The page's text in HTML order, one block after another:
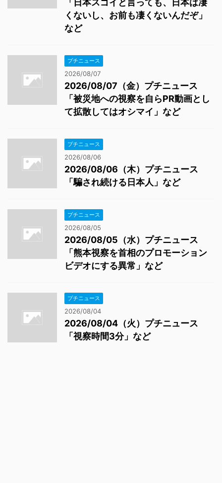
くないし、お前も凄くないんだぞ」
など
プチニュース
2026/08/07
2026/08/07（金）プチニュース
「被災地への視察を自らPR動画とし
て拡散してはオシマイ」など
プチニュース
2026/08/06
2026/08/06（木）プチニュース
「騙され続ける日本人」など
プチニュース
2026/08/05
2026/08/05（水）プチニュース
「熊本視察を首相のプロモーション
ビデオにする異常」など
プチニュース
2026/08/04
2026/08/04（火）プチニュース
「視察時間3分」など